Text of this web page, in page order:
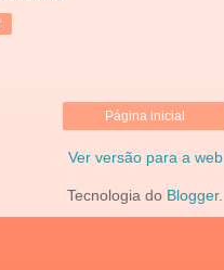
Página inicial
Ver versão para a web
Tecnologia do Blogger.